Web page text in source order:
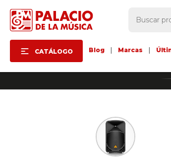
CATÁLOGO Blog Marcas